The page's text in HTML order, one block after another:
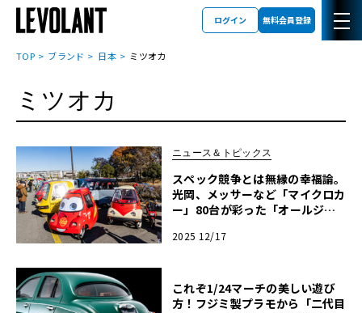
ログイン 無料会員登録
TOP ブランド 日本 ミツオカ
ミツオカ
ニュース＆トピックス
スペック競争とは無縁の幸福論。
光岡、メッサーなど「マイクロカ
ー」80台が彩った「オールジャ
2025 12/17
これぞ1/24マーチの美しい遊び
方！フジミ製プラモから「二代目